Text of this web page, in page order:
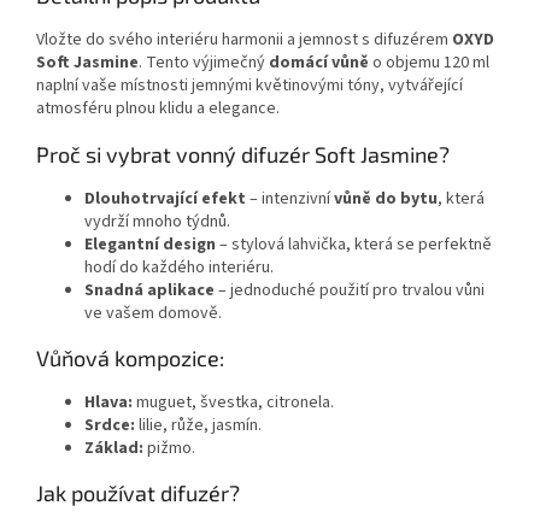
Vložte do svého interiéru harmonii a jemnost s difuzérem OXYD
Soft Jasmine. Tento výjimečný domácí vůně o objemu 120 ml
naplní vaše místnosti jemnými květinovými tóny, vytvářející
atmosféru plnou klidu a elegance.
Proč si vybrat vonný difuzér Soft Jasmine?
Dlouhotrvající efekt – intenzivnívůně do bytu, která
vydrží mnoho týdnů.
Elegantní design – stylová lahvička, která se perfektně
hodí do každého interiéru.
Snadná aplikace – jednoduché použití pro trvalou vůni
ve vašem domově.
Vůňová kompozice:
Hlava: muguet, švestka, citronela.
Srdce: lilie, růže, jasmín.
Základ: pižmo.
Jak používat difuzér?